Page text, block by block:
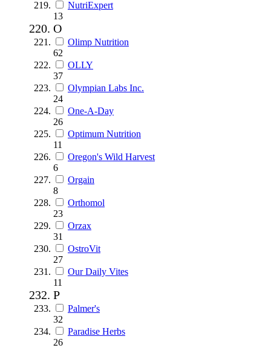
NutriExpert
13
O
Olimp Nutrition
62
OLLY
37
Olympian Labs Inc.
24
One-A-Day
26
Optimum Nutrition
11
Oregon's Wild Harvest
6
Orgain
8
Orthomol
23
Orzax
31
OstroVit
27
Our Daily Vites
11
P
Palmer's
32
Paradise Herbs
26